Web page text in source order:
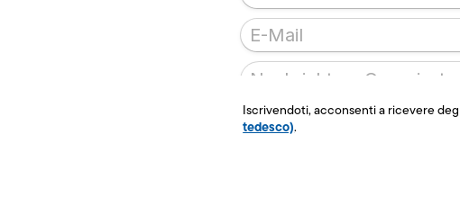
Iscrivendoti, acconsenti a ricevere
tedesco).